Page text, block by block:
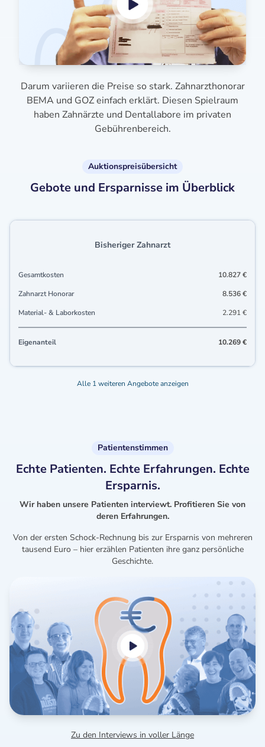
Darum variieren die Preise so stark. Zahnarzthonorar
BEMA und GOZ einfach erklärt. Diesen Spielraum
haben Zahnärzte und Dentallabore im privaten
Gebührenbereich.
Auktionspreisübersicht
Gebote und Ersparnisse im Überblick
Bisheriger Zahnarzt
Gesamtkosten
10.827 €
Zahnarzt Honorar
8.536 €
Material- & Laborkosten
2.291 €
Eigenanteil 10.269 €
Alle 1 weiteren Angebote anzeigen
Patientenstimmen
Echte Patienten. Echte Erfahrungen. Echte
Ersparnis.
Wir haben unsere Patienten interviewt. Profitieren Sie von
deren Erfahrungen.
Von der ersten Schock-Rechnung bis zur Ersparnis von mehreren
tausend Euro – hier erzählen Patienten ihre ganz persönliche
Geschichte.
Zu den Interviews in voller Länge